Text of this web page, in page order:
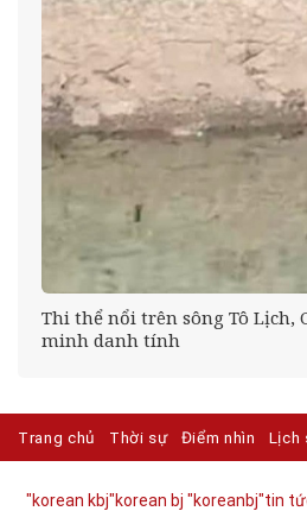
Thi thể nổi trên sông Tô Lịch,
minh danh tính
Trang chủ Thời sự Điểm nhìn Lịch
"korean kbj​"korean bj "koreanbj​"tin